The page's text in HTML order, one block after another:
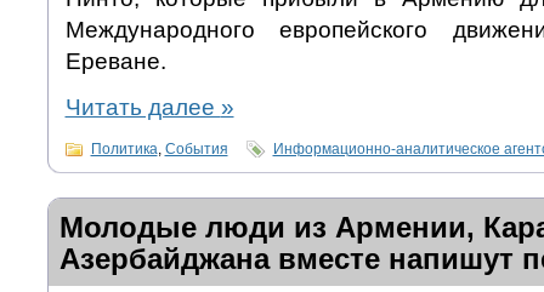
Международного европейского
Ереване.
Читать далее »
Политика, События Информационно-аналитическое
Молодые люди из Армении,
Азербайджана вместе напишут